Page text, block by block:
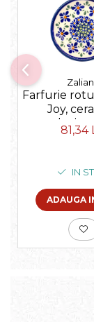
Farfurie
Joy,
smaltuita,
manual,
81,34
IN
ADAUGA